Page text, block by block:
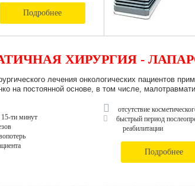
Подробнее
ХИРУРГИЯ -
лечения онкологических пациентов
на постоянной основе, в том числе,
15-ти минут
отсутствие
быстрый период
реабилитации
Подробнее